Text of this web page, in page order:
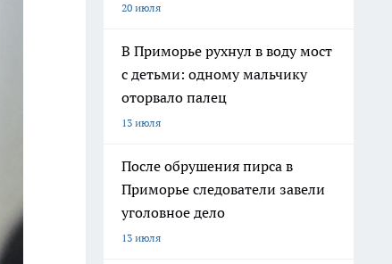
20 июля
В Приморье рухнул в воду мост
с детьми: одному мальчику
оторвало палец
13 июля
После обрушения пирса в
Приморье следователи завели
уголовное дело
13 июля